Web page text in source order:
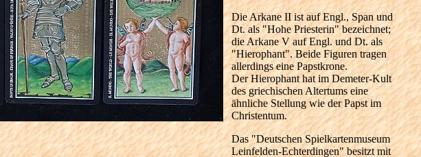
Die Arkane II ist auf Engl., Span und
Dt. als "Hohe Priesterin" bezeichnet;
die Arkane V auf Engl. und Dt. als
"Hierophant". Beide Figuren tragen
allerdings eine Papstkrone.
Der Hierophant hat im Demeter-Kult
des griechischen Altertums eine
ähnliche Stellung wie der Papst im
Christentum.
Das "Deutschen Spielkartenmuseum
Leinfelden-Echterdingen" besitzt mit